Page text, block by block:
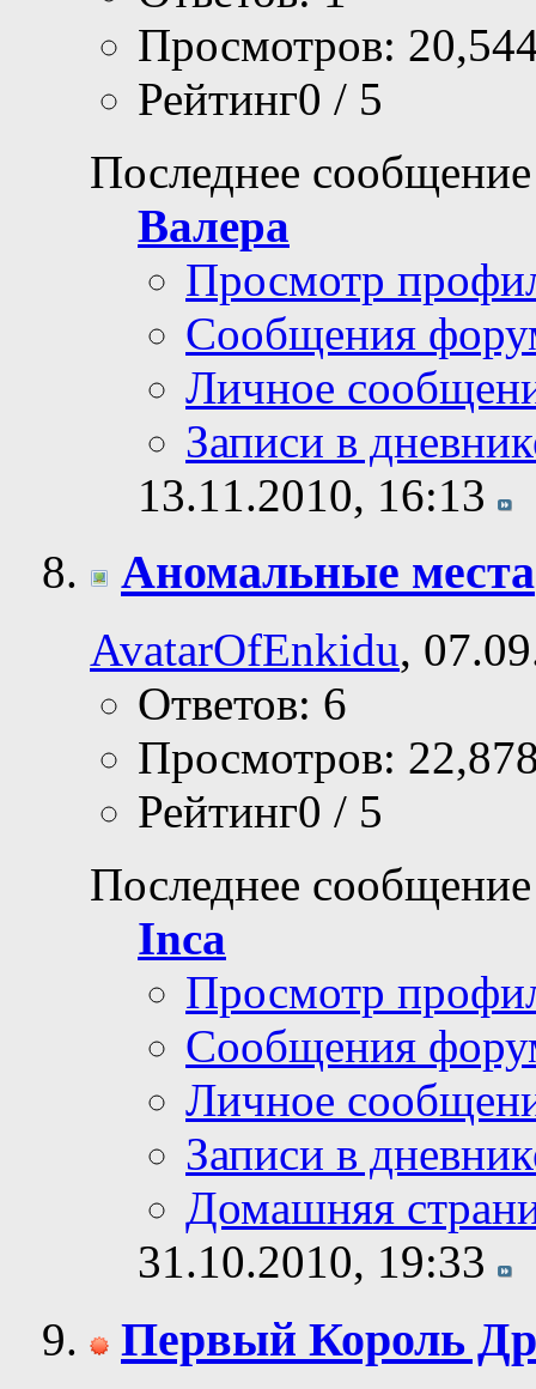
Просмотров:
Рейтинг0 / 5
Последнее
Валера
Просмотр
Сообщения
Личное
Записи в
13.11.2010, 16:13
Аномальные места
AvatarOfEnkidu,
Ответов: 6
Просмотров:
Рейтинг0 / 5
Последнее
Inca
Просмотр
Сообщения
Личное
Записи в
Домашняя
31.10.2010, 19:33
Первый Король